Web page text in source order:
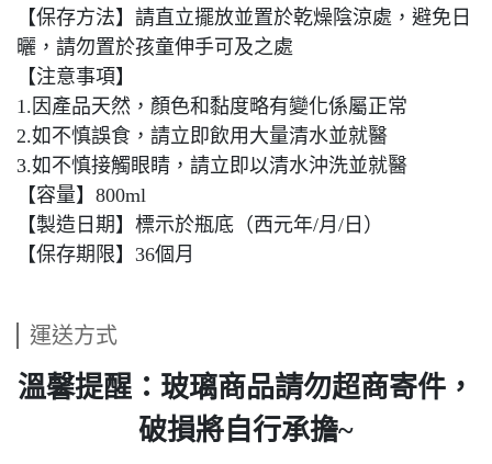
【保存方法】請直立擺放並置於乾燥陰涼處，避免日
曬，請勿置於孩童伸手可及之處
【注意事項】
1.因產品天然，顏色和黏度略有變化係屬正常
2.如不慎誤食，請立即飲用大量清水並就醫
3.如不慎接觸眼睛，請立即以清水沖洗並就醫
【容量】800ml
【製造日期】標示於瓶底（西元年/月/日）
【保存期限】36個月
運送方式
溫馨提醒：玻璃商品請勿超商寄件，
破損將自行承擔~